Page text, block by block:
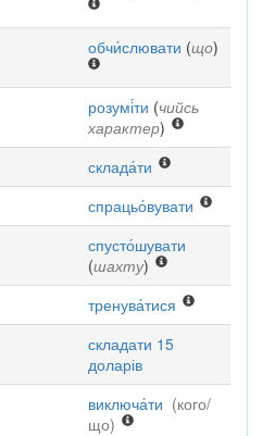
обчи́слювати (що)
розумі́ти (чийсь
характер)
склада́ти
спрацьо́вувати
спусто́шувати
(шахту)
тренува́тися
складати 15
доларів
виключа́ти (кого/
що)